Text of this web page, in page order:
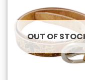
OUT OF